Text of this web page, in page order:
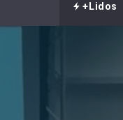
+Lidos